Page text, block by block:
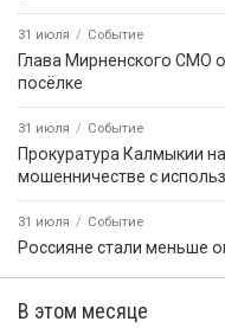
31 июля Событие
Глава Мирненского СМО
посёлке
31 июля Событие
Прокуратура Калмыкии
мошенничестве с
31 июля Событие
Россияне стали меньше
В этом месяце